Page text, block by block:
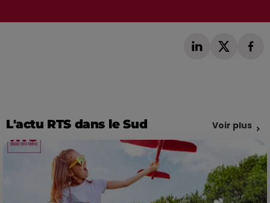
L'actu RTS dans le Sud Voir plus